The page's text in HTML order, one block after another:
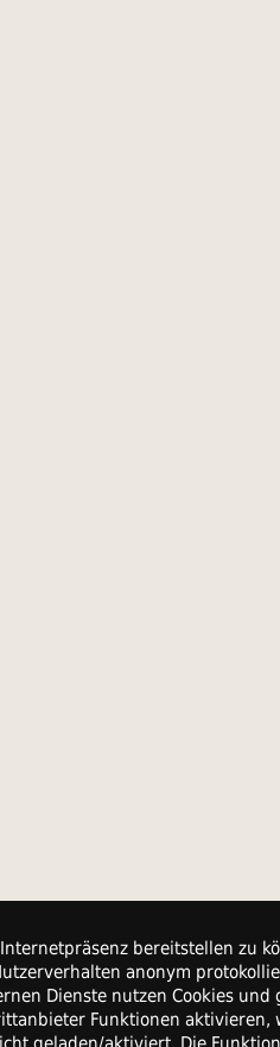
bereitstellen zu
anonym
Dienste nutzen Cookies
Funktionen
geladen/aktiviert. Die